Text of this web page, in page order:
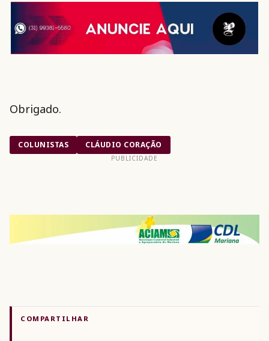
Obrigado.
COLUNISTAS CLÁUDIO CORAÇÃO
PUBLICIDADE
COMPARTILHAR